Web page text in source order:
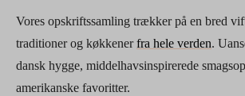
Vores opskriftssamling trækker på en bred
traditioner og køkkenerfra hele verden.
dansk hygge, middelhavsinspirerede
amerikanske favoritter.